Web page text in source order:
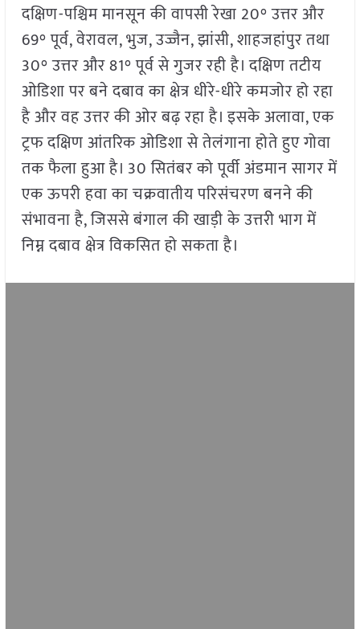
दक्षिण-पश्चिम मानसून की वापसी रेखा 20° उत्तर और
69° पूर्व, वेरावल, भुज, उज्जैन, झांसी, शाहजहांपुर तथा
30° उत्तर और 81° पूर्व से गुजर रही है। दक्षिण तटीय
ओडिशा पर बने दबाव का क्षेत्र धीरे-धीरे कमजोर हो रहा
है और वह उत्तर की ओर बढ़ रहा है। इसके अलावा, एक
ट्रफ दक्षिण आंतरिक ओडिशा से तेलंगाना होते हुए गोवा
तक फैला हुआ है। 30 सितंबर को पूर्वी अंडमान सागर में
एक ऊपरी हवा का चक्रवातीय परिसंचरण बनने की
संभावना है, जिससे बंगाल की खाड़ी के उत्तरी भाग में
निम्न दबाव क्षेत्र विकसित हो सकता है।